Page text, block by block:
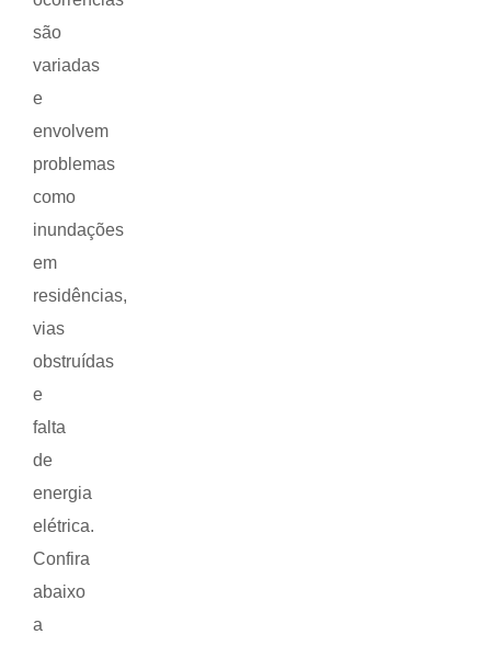
são
variadas
e
envolvem
problemas
como
inundações
em
residências,
vias
obstruídas
e
falta
de
energia
elétrica.
Confira
abaixo
a